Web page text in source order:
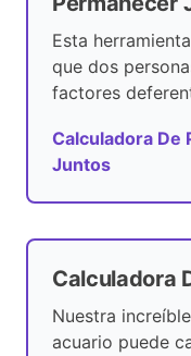
Esta
que dos
factores
Calculadora De
Juntos
Calculadora
Nuestra
acuario puede